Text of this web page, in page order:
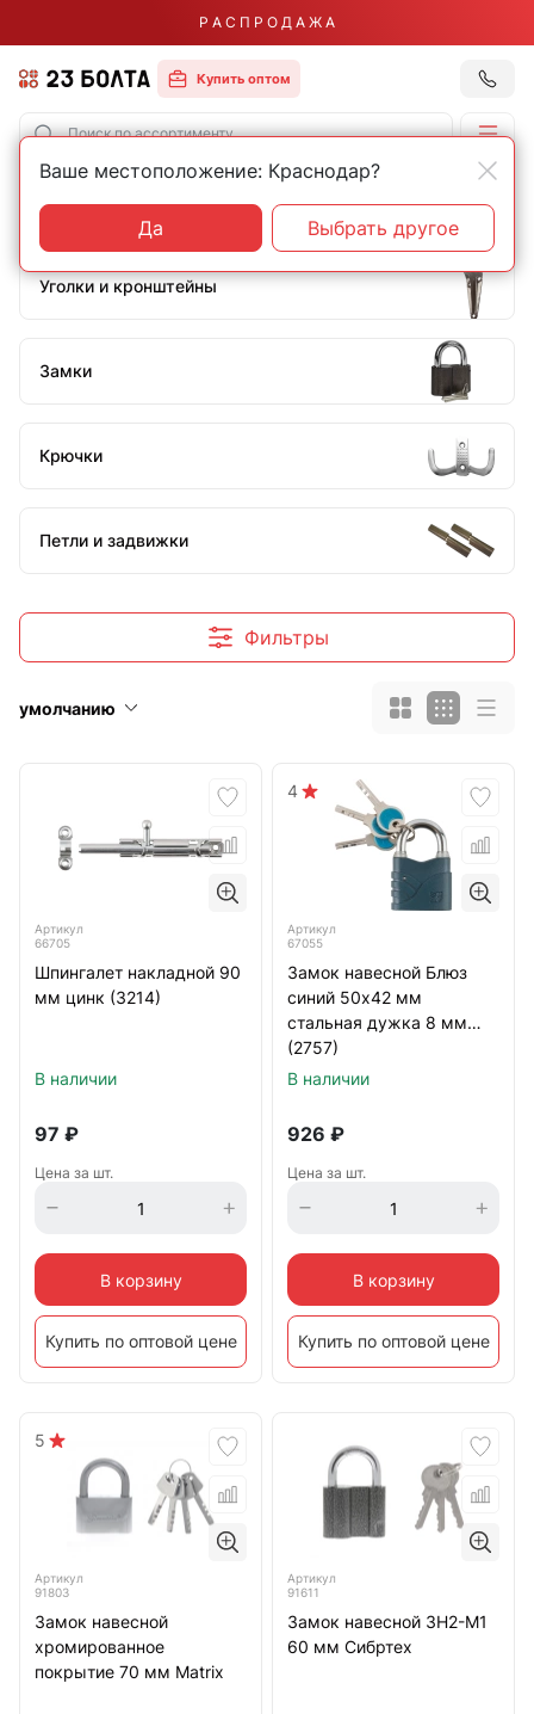
Р А С П Р О Д А Ж А
Купить оптом
Главная Бытовой крепеж и фурнитура
Бытовой крепеж и фурнитура
Уголки и кронштейны
Замки
Крючки
Петли и задвижки
Фильтры
умолчанию
Артикул
66705
Шпингалет накладной 90
мм цинк (3214)
В наличии
97 ₽
Цена за шт.
В корзину
Купить по оптовой цене
4
Артикул
67055
Замок навесной Блюз
синий 50х42 мм
стальная дужка 8 мм
(2757)
В наличии
926 ₽
Цена за шт.
В корзину
Купить по оптовой цене
5
Артикул
91803
Замок навесной
хромированное
покрытие 70 мм Matrix
Артикул
91611
Замок навесной ЗН2-М1
60 мм Сибртех
Ваше местоположение: Краснодар?
Да Выбрать другое